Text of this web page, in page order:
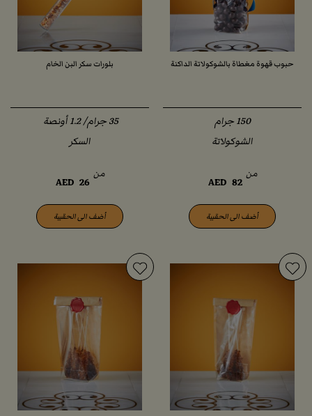
حبوب قهوة مغطاة بالشوكولاتة الداكنة
‏150 جرام
الشوكولاتة
من
AED 82
أضف الى الحقيبة
بلورات سكر البن الخام
السكر
من
AED 26
أضف الى الحقيبة